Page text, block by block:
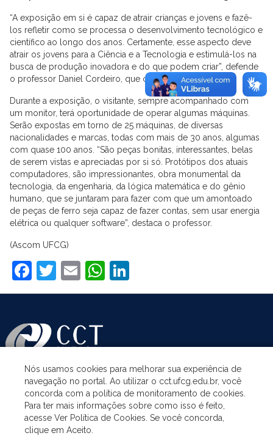
“A exposição em si é capaz de atrair crianças e jovens e fazê-
los refletir como se processa o desenvolvimento tecnológico e
científico ao longo dos anos. Certamente, esse aspecto deve
atrair os jovens para a Ciência e a Tecnologia e estimulá-los na
busca de produção inovadora e do que podem criar”, defende
o professor Daniel Cordeiro, que coordena o evento.
Durante a exposição, o visitante, sempre acompanhado com
um monitor, terá oportunidade de operar algumas máquinas.
Serão expostas em torno de 25 máquinas, de diversas
nacionalidades e marcas, todas com mais de 30 anos, algumas
com quase 100 anos. “São peças bonitas, interessantes, belas
de serem vistas e apreciadas por si só. Protótipos dos atuais
computadores, são impressionantes, obra monumental da
tecnologia, da engenharia, da lógica matemática e do gênio
humano, que se juntaram para fazer com que um amontoado
de peças de ferro seja capaz de fazer contas, sem usar energia
elétrica ou qualquer software”, destaca o professor.
(Ascom UFCG)
Facebook
Twitter
EmailWhatsApp
ASSUNTOS
ACESSO À INFORMAÇÃO
Nós usamos cookies para melhorar sua experiência de
navegação no portal. Ao utilizar o cct.ufcg.edu.br, você
concorda com a política de monitoramento de cookies.
Para ter mais informações sobre como isso é feito,
acesse Ver Política de Cookies. Se você concorda,
clique em Aceito.